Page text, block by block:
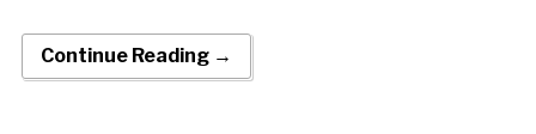
Continue Reading →